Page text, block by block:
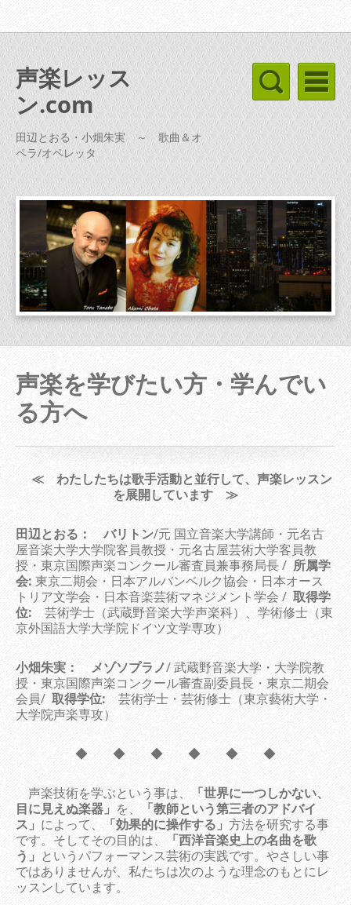
声楽レッス
ン.com
田辺とおる・小畑朱実 ～ 歌曲＆オ
ペラ/オペレッタ
声楽を学びたい方・学んでい
る方へ
≪ わたしたちは歌手活動と並行して、声楽レッスン
を展開しています ≫
田辺とおる： バリトン/元 国立音楽大学講師・元名古
屋音楽大学大学院客員教授・元名古屋芸術大学客員教
授・東京国際声楽コンクール審査員兼事務局長 / 所属学
会: 東京二期会・日本アルバンベルク協会・日本オース
トリア文学会・日本音楽芸術マネジメント学会 / 取得学
位: 芸術学士（武蔵野音楽大学声楽科）、学術修士（東
京外国語大学大学院ドイツ文学専攻）
小畑朱実： メゾソプラノ/ 武蔵野音楽大学・大学院教
授・東京国際声楽コンクール審査副委員長・東京二期会
会員/ 取得学位: 芸術学士・芸術修士（東京藝術大学・
大学院声楽専攻）
◆ ◆ ◆ ◆ ◆ ◆
声楽技術を学ぶという事は、
「世界に一つしかない、
目に見えぬ楽器」 を、
「教師という第三者のアドバイ
ス」 によって、 「効果的に操作する」 方法を研究する事
です。そしてその目的は、
「西洋音楽史上の名曲を歌
う」 というパフォーマンス芸術の実践です。やさしい事
ではありませんが、私たちは次のような理念のもとにレ
ッスンしています。